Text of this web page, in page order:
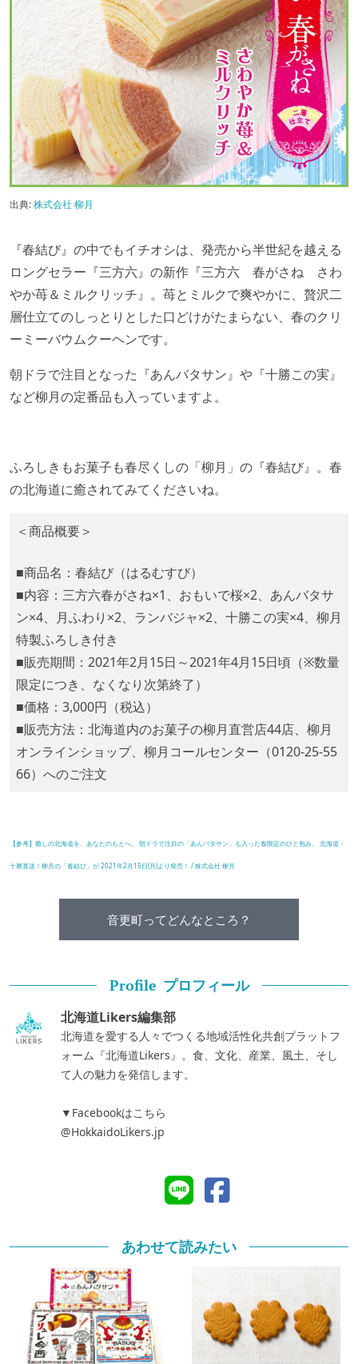
出典:株式会社 柳月
『春結び』の中でもイチオシは、発売から半世紀を越える
ロングセラー『三方六』の新作『三方六 春がさね さわ
やか苺＆ミルクリッチ』。苺とミルクで爽やかに、贅沢二
層仕立てのしっとりとした口どけがたまらない、春のクリ
ーミーバウムクーヘンです。
朝ドラで注目となった『あんバタサン』や『十勝この実』
など柳月の定番品も入っていますよ。
ふろしきもお菓子も春尽くしの「柳月」の『春結び』。春
の北海道に癒されてみてくださいね。
＜商品概要＞
■商品名：春結び（はるむすび）
■内容：三方六春がさね×1、おもいで桜×2、あんバタサ
ン×4、月ふわり×2、ランバジャ×2、十勝この実×4、柳月
特製ふろしき付き
■販売期間：2021年2月15日～2021年4月15日頃（※数量
限定につき、なくなり次第終了）
■価格：3,000円（税込）
■販売方法：北海道内のお菓子の柳月直営店44店、柳月
オンラインショップ、柳月コールセンター（0120-25-55
66）へのご注文
【参考】癒しの北海道を、あなたのもとへ。 朝ドラで注目の「あんバタサン」も入った春限定のひと包み。 北海道・
十勝直送！柳月の「春結び」が 2021年2月15日(月)より発売！ / 株式会社 柳月
音更町ってどんなところ？
Profile プロフィール
北海道Likers編集部
北海道を愛する人々でつくる地域活性化共創プラットフ
ォーム『北海道Likers』。食、文化、産業、風土、そし
て人の魅力を発信します。
▼Facebookはこちら
@HokkaidoLikers.jp
あわせて読みたい